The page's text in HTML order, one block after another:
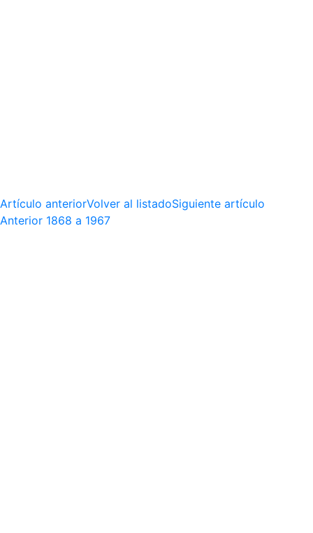
Artículo anteriorVolver al listadoSiguiente artículo
Anterior 1868 a 1967